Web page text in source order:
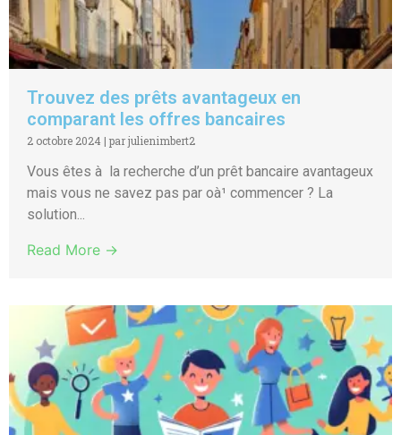
Trouvez des prêts avantageux en
comparant les offres bancaires
2 octobre 2024 | par julienimbert2
Vous êtes à la recherche d’un prêt bancaire avantageux
mais vous ne savez pas par oà¹ commencer ? La
solution...
Read More →